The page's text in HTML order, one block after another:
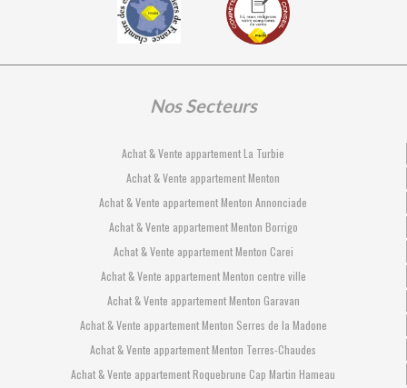
Nos Secteurs
Achat & Vente appartement La Turbie
Achat & Vente appartement Menton
Achat & Vente appartement Menton Annonciade
Achat & Vente appartement Menton Borrigo
Achat & Vente appartement Menton Carei
Achat & Vente appartement Menton centre ville
Achat & Vente appartement Menton Garavan
Achat & Vente appartement Menton Serres de la Madone
Achat & Vente appartement Menton Terres-Chaudes
Achat & Vente appartement Roquebrune Cap Martin Hameau